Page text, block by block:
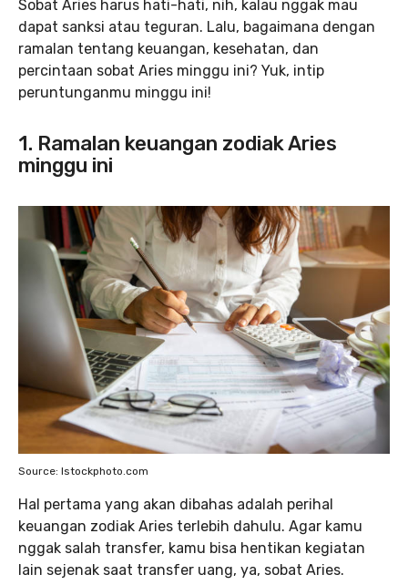
Sobat Aries harus hati-hati, nih, kalau nggak mau
dapat sanksi atau teguran. Lalu, bagaimana dengan
ramalan tentang keuangan, kesehatan, dan
percintaan sobat Aries minggu ini? Yuk, intip
peruntunganmu minggu ini!
1. Ramalan keuangan zodiak Aries
minggu ini
Source: Istockphoto.com
Hal pertama yang akan dibahas adalah perihal
keuangan zodiak Aries terlebih dahulu. Agar kamu
nggak salah transfer, kamu bisa hentikan kegiatan
lain sejenak saat transfer uang, ya, sobat Aries.